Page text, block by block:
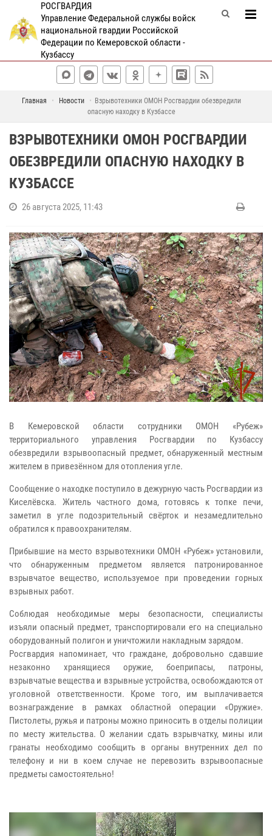
РОСГВАРДИЯ
Управление Федеральной службы войск
национальной гвардии Российской
Федерации по Кемеровской области -
Кузбассу
Главная Новости
Взрывотехники ОМОН Росгвардии обезвредили
опасную находку в Кузбассе
ВЗРЫВОТЕХНИКИ ОМОН РОСГВАРДИИ
ОБЕЗВРЕДИЛИ ОПАСНУЮ НАХОДКУ В
КУЗБАССЕ
26 августа 2025, 11:43
В Кемеровской области сотрудники ОМОН «Рубеж»
территориального управления Росгвардии по Кузбассу
обезвредили взрывоопасный предмет, обнаруженный местным
жителем в привезённом для отопления угле.
Сообщение о находке поступило в дежурную часть Росгвардии из
Киселёвска. Житель частного дома, готовясь к топке печи,
заметил в угле подозрительный свёрток и незамедлительно
обратился к правоохранителям.
Прибывшие на место взрывотехники ОМОН «Рубеж» установили,
что обнаруженным предметом является патронированное
взрывчатое вещество, используемое при проведении горных
взрывных работ.
Соблюдая необходимые меры безопасности, специалисты
изъяли опасный предмет, транспортировали его на специально
оборудованный полигон и уничтожили накладным зарядом.
Росгвардия напоминает, что граждане, добровольно сдавшие
незаконно хранящиеся оружие, боеприпасы, патроны,
взрывчатые вещества и взрывные устройства, освобождаются от
уголовной ответственности. Кроме того, им выплачивается
вознаграждение в рамках областной операции «Оружие».
Пистолеты, ружья и патроны можно приносить в отделы полиции
по месту жительства. О желании сдать взрывчатку, мины или
гранаты необходимо сообщить в органы внутренних дел по
телефону и ни в коем случае не перевозить взрывоопасные
предметы самостоятельно!